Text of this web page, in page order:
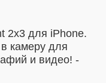
2x3 для iPhone.
камеру для
и видео! -